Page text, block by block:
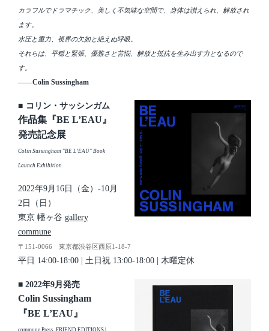
カラフルでドラマチック、美しく不気味な空間で、身体は讃えられ、解放され
ます。
水圧と重力、視界の欠如と絶えぬ呼吸。
それらは、平穏と緊張、優雅さと苦悩、解放と抵抗を生み出す力となるので
す。
――Colin Sussingham
■ コリン・サッシンガム
作品集『BE L’EAU』
発売記念展
Colin Sussingham "BE L’EAU" Book
Launch Exhibition
2022年9月16日（金）-10月
2日（日）
東京 幡ヶ谷 gallery
commune
〒151-0066 東京都渋谷区西原1-18-7
平日 14:00-18:00 | 土日祝 13:00-18:00 | 木 曜定休
■ 2022年9月発売
Colin Sussingham
『BE L’EAU』